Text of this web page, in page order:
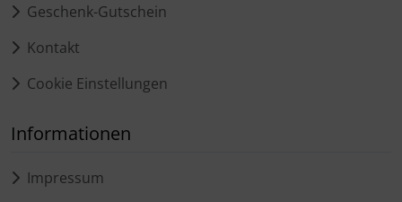
Geschenk-Gutschein
Kontakt
Cookie Einstellungen
Informationen
Impressum